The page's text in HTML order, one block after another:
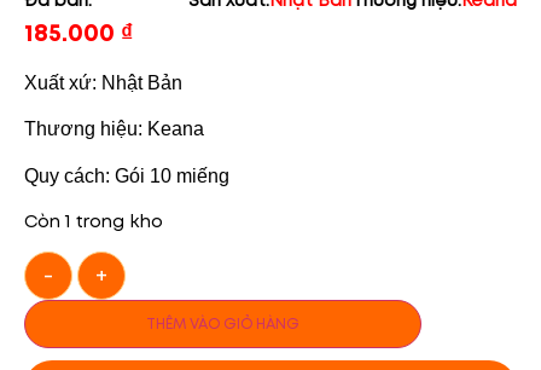
185.000 ₫
Xuất xứ: Nhật Bản
Thương hiệu: Keana
Quy cách: Gói 10 miếng
Còn 1 trong kho
- +
THÊM VÀO GIỎ HÀNG